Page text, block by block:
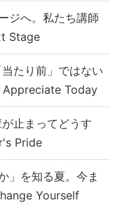
ジへ。私たち講師
Stage
たり前」ではない
Appreciate Today
止まってどうす
Pride
」を知る夏。今ま
Yourself